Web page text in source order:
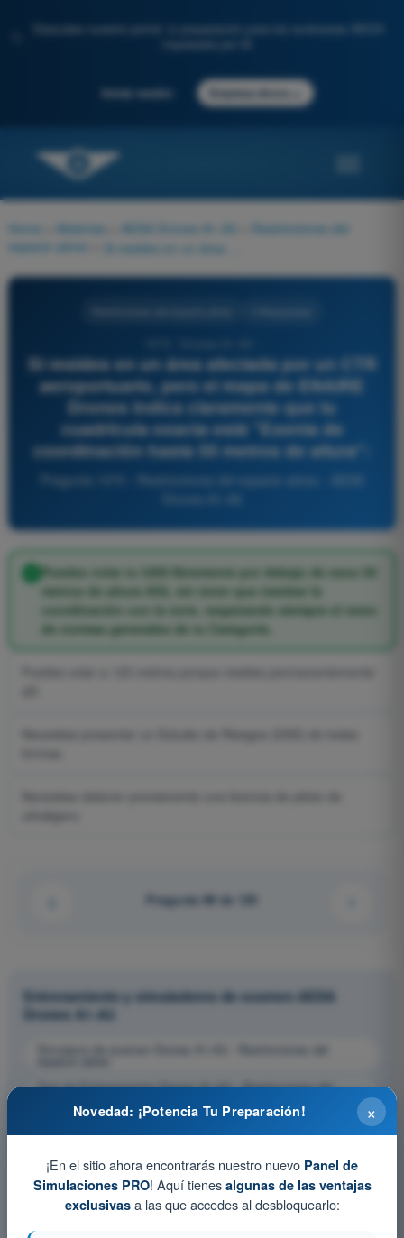
Descubre nuestro portal: tu preparación para los exámenes AESA
Iniciar sesión Empieza ahora
Home Materias AESA Drones A1-A3
Restricciones del
espacio aéreo
Si resides en un área afectada por un CTR
aeroportuario, pero el mapa de ENAIRE
Drones indica claramente que tu
cuadrícula exacta está "Exenta de
coordinación hasta 50 metros de altura":
Pregunta 1070 - Restricciones del espacio aéreo - AESA
Puedes volar tu UAS libremente por debajo de esos 50
metros de altura AGL sin tener que tramitar la
coordinación con la torre, respetando siempre el resto
de normas generales de tu Categoría.
Pregunta 98 de 120
Entrenamiento y simuladores de examen AESA
Drones A1-A3
Simulacro de examen Drones A1-A3 - Restricciones del
Test de Entrenamiento Drones A1-A3 - Restricciones del
Examen en PDF Drones A1-A3 - Restricciones del espacio
aéreo
×
Novedad: ¡Potencia Tu Preparación!
¡En el sitio ahora encontrarás nuestro nuevo Panel de
Simulaciones PRO! Aquí tienes algunas de las ventajas
exclusivasa las que accedes al desbloquearlo: